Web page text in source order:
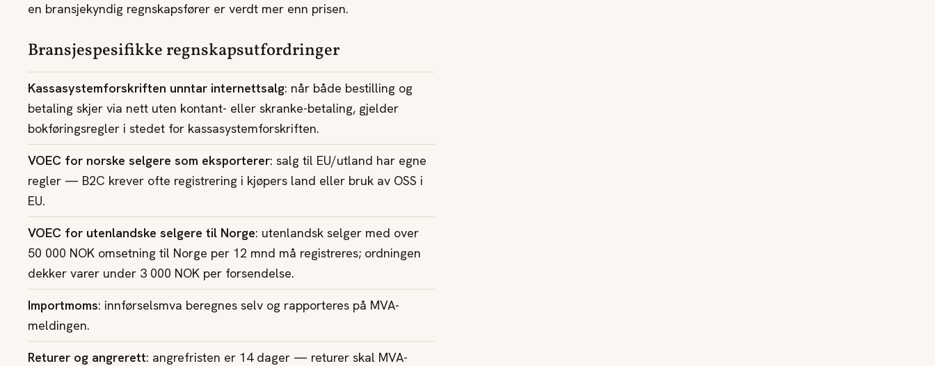
en bransjekyndig regnskapsfører er verdt mer enn prisen.
Bransjespesifikke regnskapsutfordringer
Kassasystemforskriften unntar internettsalg: når både bestilling og
betaling skjer via nett uten kontant- eller skranke-betaling, gjelder
bokføringsregler i stedet for kassasystemforskriften.
VOEC for norske selgere som eksporterer: salg til EU/utland har egne
regler — B2C krever ofte registrering i kjøpers land eller bruk av OSS i
EU.
VOEC for utenlandske selgere til Norge: utenlandsk selger med over
50 000 NOK omsetning til Norge per 12 mnd må registreres; ordningen
dekker varer under 3 000 NOK per forsendelse.
Importmoms: innførselsmva beregnes selv og rapporteres på MVA-
meldingen.
Returer og angrerett: angrefristen er 14 dager — returer skal MVA-